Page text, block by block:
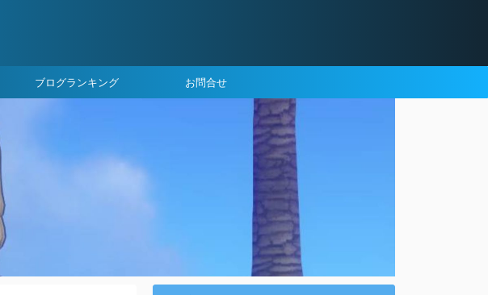
ブログランキング お問合せ